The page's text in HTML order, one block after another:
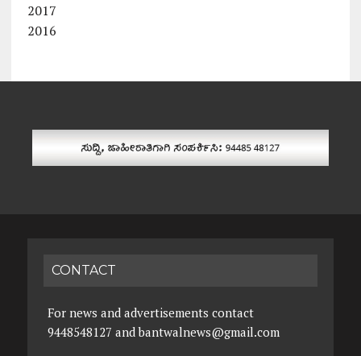
2017
2016
CONTACT
For news and advertisements contact
9448548127 and bantwalnews@gmail.com